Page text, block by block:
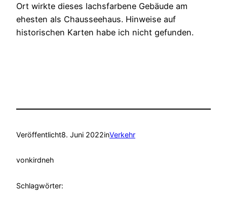
Ort wirkte dieses lachsfarbene Gebäude am
ehesten als Chausseehaus. Hinweise auf
historischen Karten habe ich nicht gefunden.
Veröffentlicht8. Juni 2022inVerkehr
vonkirdneh
Schlagwörter: